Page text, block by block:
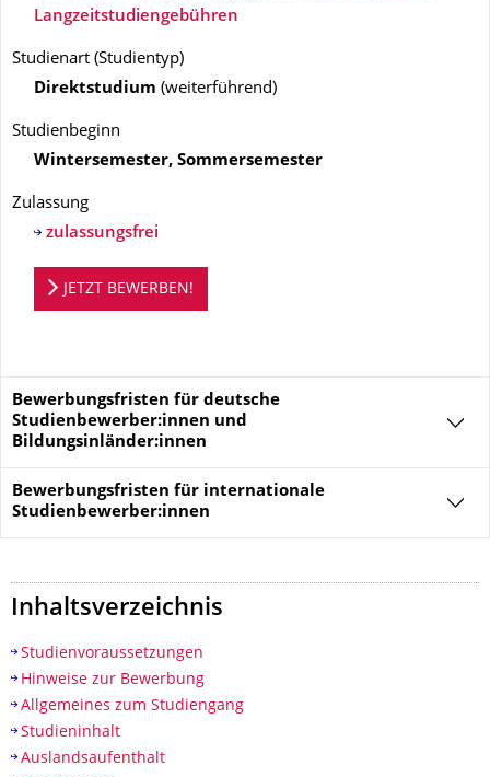
Langzeitstudiengebühren
Studienart (Studientyp)
Direktstudium (weiterführend)
Studienbeginn
Wintersemester, Sommersemester
Zulassung
zulassungsfrei
Bewerbungsportal
JETZT BEWERBEN!
Bewerbungsfristen für deutsche
Studienbewerber:innen und
Bildungsinländer:innen
Bewerbungsfristen für internationale
Studienbewerber:innen
Inhaltsverzeichnis
Studienvoraussetzungen
Hinweise zur Bewerbung
Allgemeines zum Studiengang
Studieninhalt
Auslandsaufenthalt